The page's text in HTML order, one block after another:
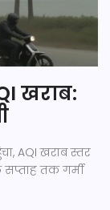
खराब:
AQI खराब स्तर
तक गर्मी